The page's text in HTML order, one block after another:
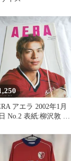
アエラ 2002年1月
No.2 表紙:柳沢敦 雑